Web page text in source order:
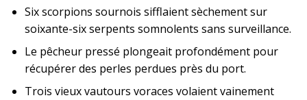
Six scorpions sournois sifflaient sèchement sur
soixante-six serpents somnolents sans surveillance.
Le pêcheur pressé plongeait profondément pour
récupérer des perles perdues près du port.
Trois vieux vautours voraces volaient vainement